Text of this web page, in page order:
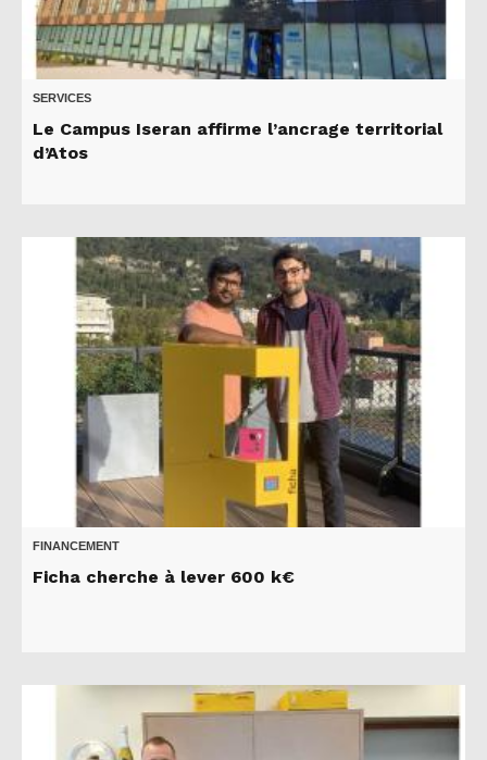
SERVICES
Le Campus Iseran affirme l’ancrage territorial
d’Atos
FINANCEMENT
Ficha cherche à lever 600 k€